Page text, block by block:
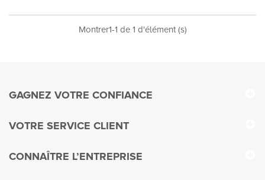
Montrer1-1 de 1 d'élément (s)
GAGNEZ VOTRE CONFIANCE
VOTRE SERVICE CLIENT
CONNAÎTRE L’ENTREPRISE